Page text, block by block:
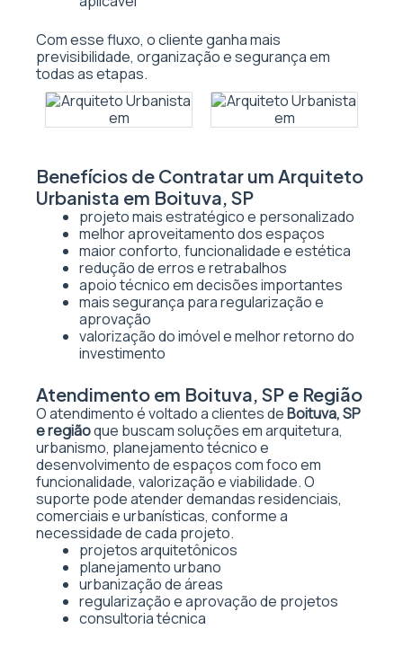
Com esse fluxo, o cliente ganha mais
previsibilidade, organização e segurança em
todas as etapas.
Benefícios de Contratar um Arquiteto
Urbanista em Boituva, SP
projeto mais estratégico e personalizado
melhor aproveitamento dos espaços
maior conforto, funcionalidade e estética
redução de erros e retrabalhos
apoio técnico em decisões importantes
mais segurança para regularização e
aprovação
valorização do imóvel e melhor retorno do
investimento
Atendimento em Boituva, SP e Região
O atendimento é voltado a clientes deBoituva, SP
e regiãoque buscam soluções em arquitetura,
urbanismo, planejamento técnico e
desenvolvimento de espaços com foco em
funcionalidade, valorização e viabilidade. O
suporte pode atender demandas residenciais,
comerciais e urbanísticas, conforme a
necessidade de cada projeto.
projetos arquitetônicos
planejamento urbano
urbanização de áreas
regularização e aprovação de projetos
consultoria técnica